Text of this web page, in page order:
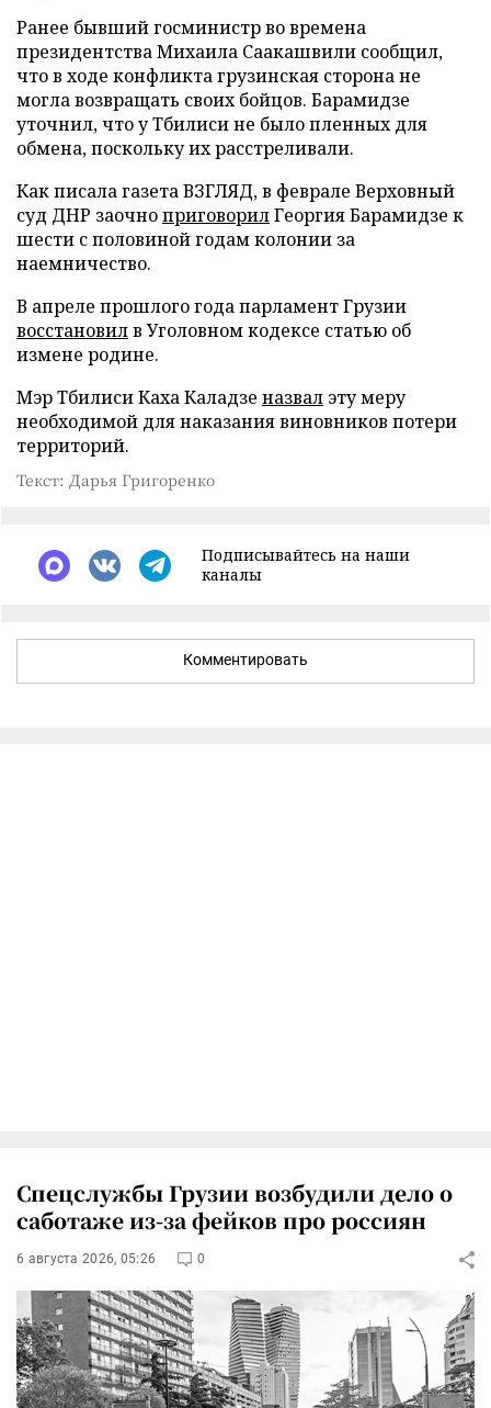
Ранее бывший госминистр во времена
президентства Михаила Саакашвили сообщил,
что в ходе конфликта грузинская сторона не
могла возвращать своих бойцов. Барамидзе
уточнил, что у Тбилиси не было пленных для
обмена, поскольку их расстреливали.
Как писала газета ВЗГЛЯД, в феврале Верховный
суд ДНР заочноприговорилГеоргия Барамидзе к
шести с половиной годам колонии за
наемничество.
В апреле прошлого года парламент Грузии
восстановилв Уголовном кодексе статью об
измене родине.
Мэр Тбилиси Каха Каладзе назвал эту меру
необходимой для наказания виновников потери
территорий.
Текст: Дарья Григоренко
Подписывайтесь на наши
каналы
Комментировать
Спецслужбы Грузии возбудили дело о
саботаже из-за фейков про россиян
6 августа 2026, 05:26 0